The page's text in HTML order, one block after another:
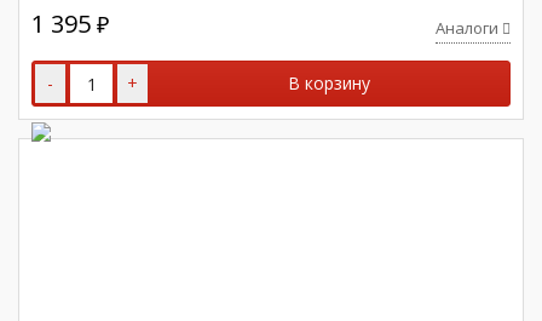
1 395 ₽ Аналоги
- + В корзину